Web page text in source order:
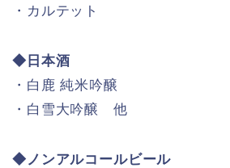
・カルテット
◆日本酒
・白鹿 純米吟醸
・白雪大吟醸 他
◆ノンアルコールビール